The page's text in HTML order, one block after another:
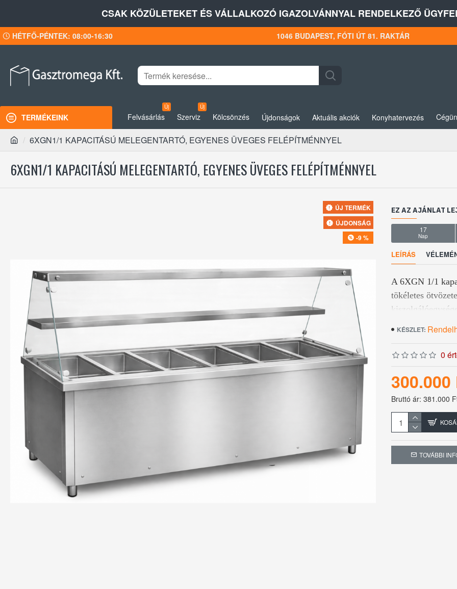
CSAK KÖZÜLETEKET ÉS VÁLLALKOZÓ IGAZOLVÁNNYAL RENDELKEZŐ
HÉTFŐ-PÉNTEK: 08:00-16:30 1046 BUDAPEST, FÓTI ÚT 81. RAKTÁR
TERMÉKEINK Felvásárlás
Új
Szerviz
Új
Kölcsönzés Újdonságok Aktuális akciók Konyhatervezés
6XGN1/1 KAPACITÁSÚ MELEGENTARTÓ, EGYENES ÜVEGES FELÉPÍTMÉNNYEL
6XGN1/1 KAPACITÁSÚ MELEGENTARTÓ, EGYENES ÜVEGES FELÉPÍTMÉNNYEL
ÚJ TERMÉK
ÚJDONSÁG
-9 %
LEÍRÁS
A 6XGN 1/1
tökéletes
Összeszerelést
Három oldalról
30-90 C° között
Teljesítmény: 3
KÉSZLET:
0
EZ AZ AJÁNLAT
17
Nap
300.000
Bruttó ár: 381.000
TOVÁBBI